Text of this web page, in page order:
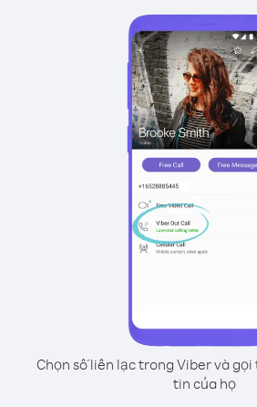
Chọn số liên lạc trong Viber và
tin của họ